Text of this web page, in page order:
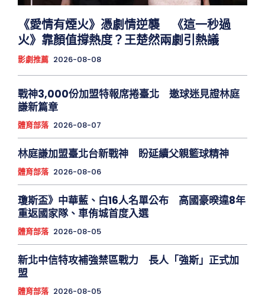
《愛情有煙火》憑劇情逆襲 《這一秒過
火》靠顏值撐熱度？王楚然兩劇引熱議
影劇推薦 2026-08-08
戰神3,000份加盟特報席捲臺北 邀球迷見證林庭
謙新篇章
體育部落 2026-08-07
林庭謙加盟臺北台新戰神 盼延續父親籃球精神
體育部落 2026-08-06
瓊斯盃》中華藍、白16人名單公布 高國豪暌違8年
重返國家隊、車侑城首度入選
體育部落 2026-08-05
新北中信特攻補強禁區戰力 長人「強斯」正式加
盟
體育部落 2026-08-05